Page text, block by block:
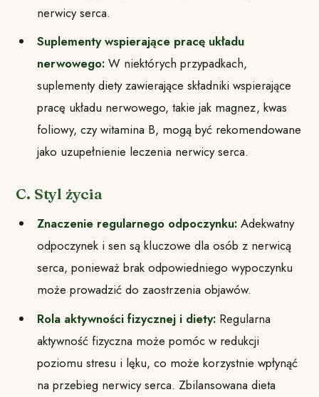
nerwicy serca.
Suplementy wspierające pracę układu
nerwowego: W niektórych przypadkach,
suplementy diety zawierające składniki wspierające
pracę układu nerwowego, takie jak magnez, kwas
foliowy, czy witamina B, mogą być rekomendowane
jako uzupełnienie leczenia nerwicy serca.
C. Styl życia
Znaczenie regularnego odpoczynku: Adekwatny
odpoczynek i sen są kluczowe dla osób z nerwicą
serca, ponieważ brak odpowiedniego wypoczynku
może prowadzić do zaostrzenia objawów.
Rola aktywności fizycznej i diety: Regularna
aktywność fizyczna może pomóc w redukcji
poziomu stresu i lęku, co może korzystnie wpłynąć
na przebieg nerwicy serca. Zbilansowana dieta